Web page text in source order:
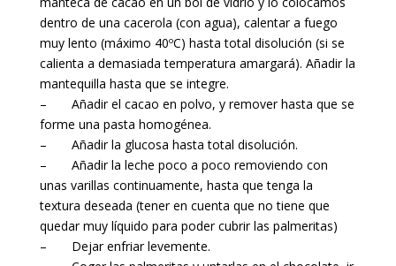
dentro de una cacerola (con agua), calentar a fuego
muy lento (máximo 40ºC) hasta total disolución (si se
calienta a demasiada temperatura amargará). Añadir la
mantequilla hasta que se integre.
– Añadir el cacao en polvo, y remover hasta que se
forme una pasta homogénea.
– Añadir la glucosa hasta total disolución.
– Añadir la leche poco a poco removiendo con
unas varillas continuamente, hasta que tenga la
textura deseada (tener en cuenta que no tiene que
quedar muy líquido para poder cubrir las palmeritas)
– Dejar enfriar levemente.